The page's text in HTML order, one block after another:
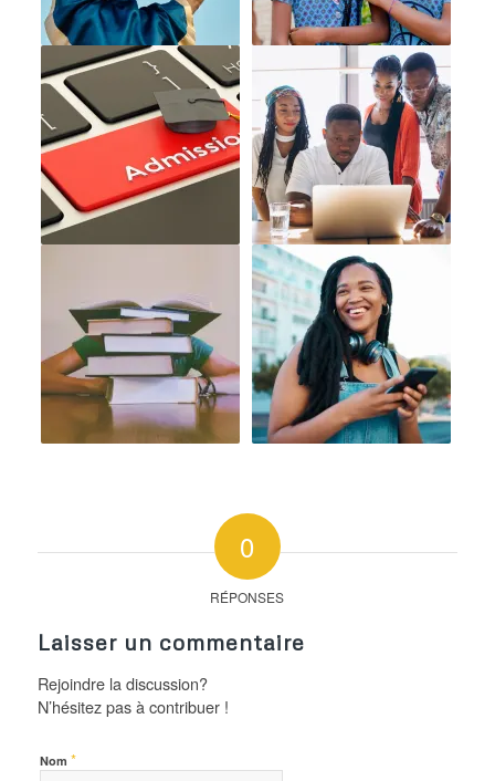
0
RÉPONSES
Laisser un commentaire
Rejoindre la discussion?
N’hésitez pas à contribuer !
Nom *